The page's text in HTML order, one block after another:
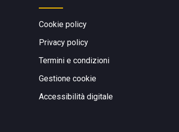
Cookie policy
Privacy policy
Termini e condizioni
Gestione cookie
Accessibilità digitale